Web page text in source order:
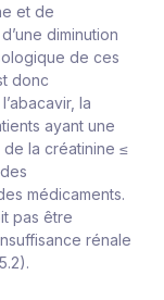
et de
diminution
de ces
donc
la
ayant une
la créatinine ≤
médicaments.
pas être
rénale